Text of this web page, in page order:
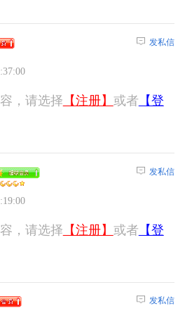
发私信
，请选择 【注册】 或者 【登
发私信
，请选择 【注册】 或者 【登
发私信